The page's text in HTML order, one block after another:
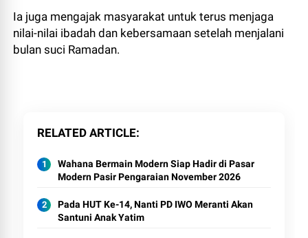
Ia juga mengajak masyarakat untuk terus menjaga
nilai-nilai ibadah dan kebersamaan setelah menjalani
bulan suci Ramadan.
RELATED ARTICLE
Wahana Bermain Modern Siap Hadir di Pasar
Modern Pasir Pengaraian November 2026
Pada HUT Ke-14, Nanti PD IWO Meranti Akan
Santuni Anak Yatim